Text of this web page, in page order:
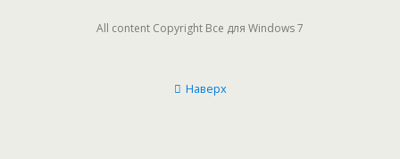
All content Copyright Все для Windows 7
Наверх